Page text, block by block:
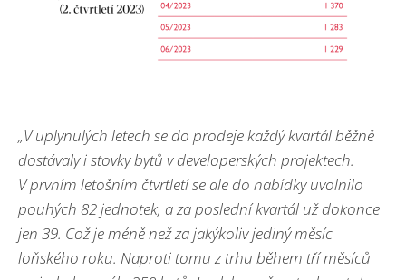
„V uplynulých letech se do prodeje každý kvartál běžně
dostávaly i stovky bytů v developerských projektech.
V prvním letošním čtvrtletí se ale do nabídky uvolnilo
pouhých 82 jednotek, a za poslední kvartál už dokonce
jen 39. Což je méně než za jakýkoliv jediný měsíc
loňského roku. Naproti tomu z trhu během tří měsíců